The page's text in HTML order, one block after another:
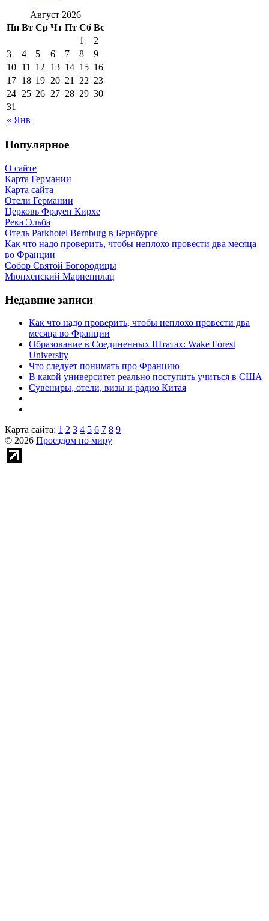
Август 2026
Пн Вт Ср Чт Пт Сб Вс
« Янв
1
2
3
4 5 6 7 8
9
10 11 12 13 14 15 16
17 18 19 20 21 22 23
24 25 26 27 28 29 30
31
Популярное
О сайте
Карта Германии
Карта сайта
Отели Германии
Церковь Фрауен Кирхе
Река Эльба
Отель Parkhotel Bernburg в Бернбурге
Как что надо проверить, чтобы неплохо провести два месяца
во Франции
Собор Святой Богородицы
Мюнхенский Мариенплац
Недавние записи
Как что надо проверить, чтобы неплохо провести два
месяца во Франции
Образование в Соединенных Штатах: Wake Forest
University
Что следует понимать про Францию
В какой университет реально поступить учиться в США
Сувениры, отели, визы и радио Китая
Карта сайта: 1 2 3 4 5 6 7 8 9
© 2026 Проездом по миру